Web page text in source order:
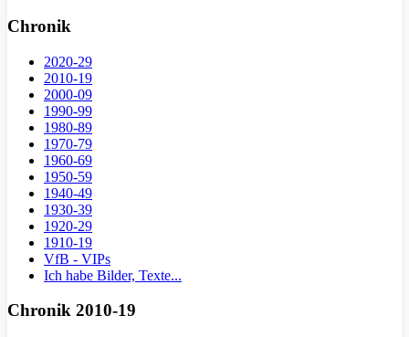
Chronik
2020-29
2010-19
2000-09
1990-99
1980-89
1970-79
1960-69
1950-59
1940-49
1930-39
1920-29
1910-19
VfB - VIPs
Ich habe Bilder, Texte...
Chronik 2010-19